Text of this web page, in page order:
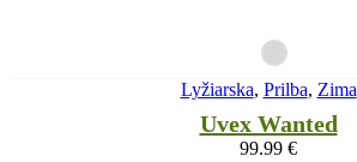
Lyžiarska, Prilba, Zima
Uvex Wanted
99.99 €